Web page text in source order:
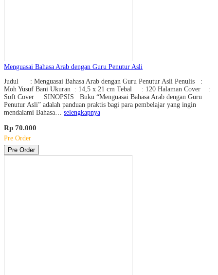
Menguasai Bahasa Arab dengan Guru Penutur Asli
Judul : Menguasai Bahasa Arab dengan Guru Penutur Asli Penulis :
Moh Yusuf Bani Ukuran : 14,5 x 21 cm Tebal : 120 Halaman Cover :
Soft Cover SINOPSIS Buku “Menguasai Bahasa Arab dengan Guru
Penutur Asli” adalah panduan praktis bagi para pembelajar yang ingin
mendalami Bahasa… selengkapnya
Rp 70.000
Pre Order
Pre Order